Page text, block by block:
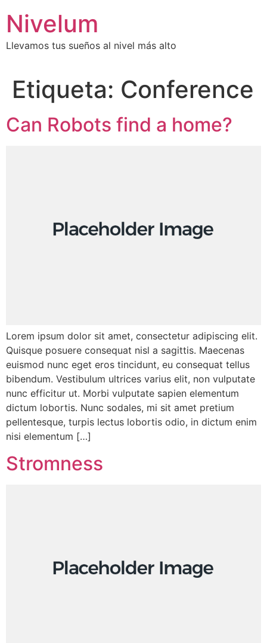
contenido
Nivelum
Llevamos tus sueños al nivel más alto
Etiqueta: Conference
Can Robots find a home?
Lorem ipsum dolor sit amet, consectetur adipiscing elit.
Quisque posuere consequat nisl a sagittis. Maecenas
euismod nunc eget eros tincidunt, eu consequat tellus
bibendum. Vestibulum ultrices varius elit, non vulputate
nunc efficitur ut. Morbi vulputate sapien elementum
dictum lobortis. Nunc sodales, mi sit amet pretium
pellentesque, turpis lectus lobortis odio, in dictum enim
nisi elementum […]
Stromness